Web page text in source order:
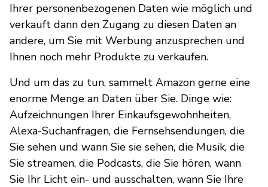
Ihrer personenbezogenen Daten wie möglich und
verkauft dann den Zugang zu diesen Daten an
andere, um Sie mit Werbung anzusprechen und
Ihnen noch mehr Produkte zu verkaufen.
Und um das zu tun, sammelt Amazon gerne eine
enorme Menge an Daten über Sie. Dinge wie:
Aufzeichnungen Ihrer Einkaufsgewohnheiten,
Alexa-Suchanfragen, die Fernsehsendungen, die
Sie sehen und wann Sie sie sehen, die Musik, die
Sie streamen, die Podcasts, die Sie hören, wann
Sie Ihr Licht ein- und ausschalten, wann Sie Ihre